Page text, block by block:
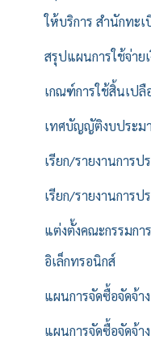
ให้บริการ สำนักทะ
สรุปแผนการใช้จ่าย
เกณฑ์การใช้สิ้นเปลื
เทศบัญญัติงบประม
เรียก/รายงานการป
เรียก/รายงานการป
แต่งตั้งคณะกรรมกา
อิเล็กทรอนิกส์
แผนการจัดซื้อจัดจ้าง
แผนการจัดซื้อจัดจ้า